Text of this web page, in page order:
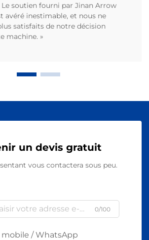
Le soutien fourni par Jinan Arrow
avéré inestimable, et nous ne
satisfaits de notre décision
machine. »
un devis gratuit
vous contactera sous peu.
0/100
/ WhatsApp